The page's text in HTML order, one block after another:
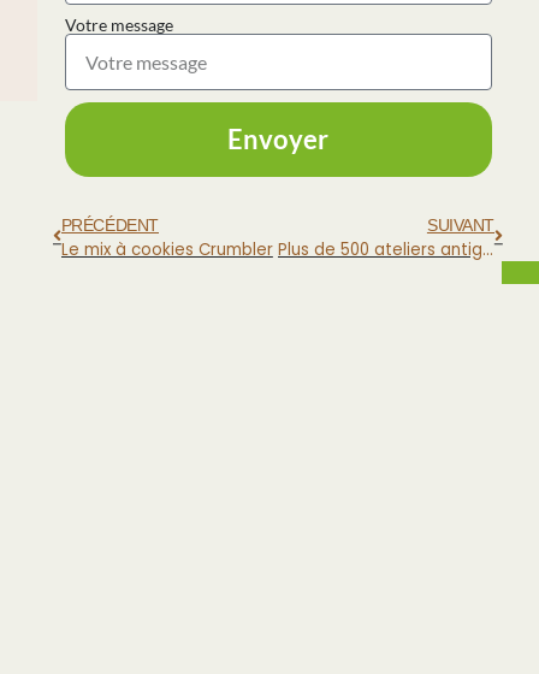
Votre message
Envoyer
PRÉCÉDENT
Le mix à cookies Crumbler
SUIVANT
Plus de 500 ateliers antigaspi en écoles et en entreprises